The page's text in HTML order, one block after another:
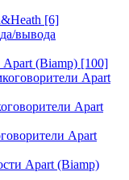
[6]
вывода
Apart (Biamp) [100]
Apart
Apart
Apart
Apart (Biamp)